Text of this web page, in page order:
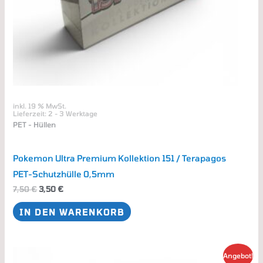
inkl. 19 % MwSt.
Lieferzeit: 2 - 3 Werktage
PET - Hüllen
Pokemon Ultra Premium Kollektion 151 / Terapagos
PET-Schutzhülle 0,5mm
7,50€3,50 €
IN DEN WARENKORB
Angebot!